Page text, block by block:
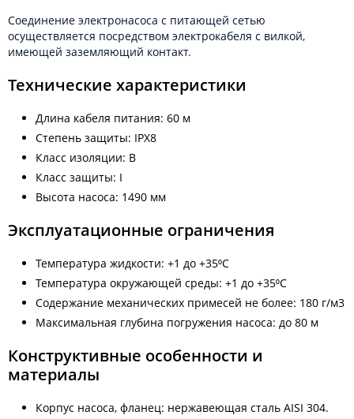
Соединение электронасоса с питающей сетью
осуществляется посредством электрокабеля с вилкой,
имеющей заземляющий контакт.
Технические характеристики
Длина кабеля питания: 60 м
Степень защиты: IPX8
Класс изоляции: B
Класс защиты: I
Высота насоса: 1490 мм
Эксплуатационные ограничения
Температура жидкости: +1 до +35⁰С
Температура окружающей среды: +1 до +35⁰С
Содержание механических примесей не более: 180 г/м3
Максимальная глубина погружения насоса: до 80 м
Конструктивные особенности и
материалы
Корпус насоса, фланец: нержавеющая сталь AISI 304.